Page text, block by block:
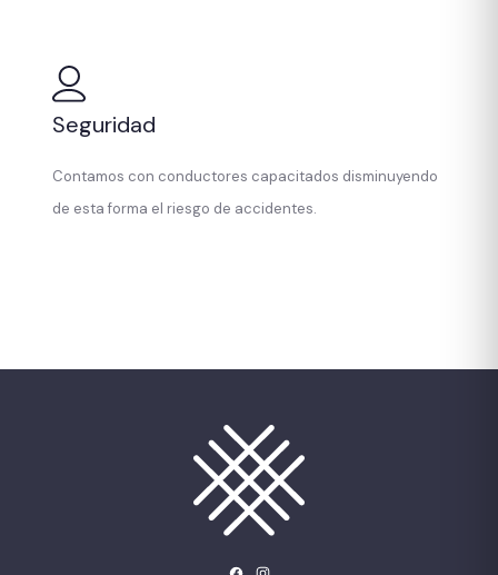
Seguridad
Contamos con conductores capacitados disminuyendo
de esta forma el riesgo de accidentes.